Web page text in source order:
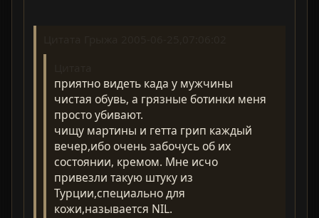
приятно видеть када у мужчины
чистая обувь, а грязные ботинки меня
просто убивают.
чищу мартины и гетта грип каждый
вечер,ибо очень забочусь об их
состоянии, кремом. Мне исчо
привезли такую штуку из
Турции,специально для
кожи,называется NIL.